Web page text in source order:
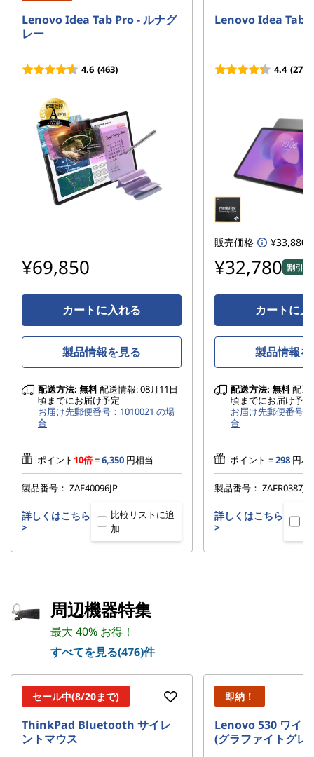
Lenovo Idea Tab Pro - ルナグ
レー
4.6 (463)
¥69,850
カートに入れる
製品情報を見る
配送方法: 無料配送情報: 08月11日
頃までにお届け予定
お届け先郵便番号：1010021 の場
合
ポイント 10倍=6,350 円相当
製品番号： ZAE40096JP
詳しくはこちら
>
比較リストに追
加
Lenovo Idea Tab -
4.4 (275)
販売価格 ¥33,880
¥32,780 割引
カートに
製品情報
配送方法: 無料配送
頃までにお届け予定
お届け先郵便番号
合
ポイント =298 円相
製品番号： ZAFR0387JP
詳しくはこちら
>
周辺機器特集
最大 40% お得！
すべてを見る(476)件
セール中(8/20まで)
ThinkPad Bluetooth サイレ
ントマウス
即納！
Lenovo 530 ワイ
(グラファイトグレ